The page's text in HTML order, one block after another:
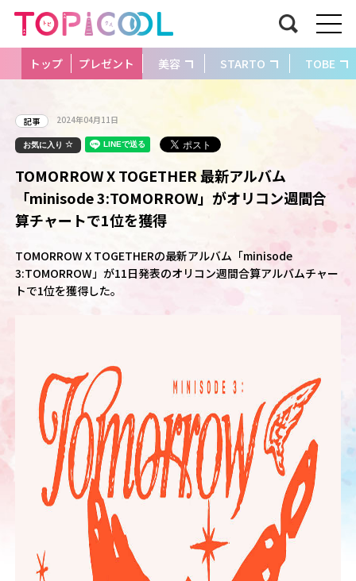
トップ プレゼント 美容 STARTO TOBE
記事 2024年04月11日
お気に入り
TOMORROW X TOGETHER 最新アルバム
「minisode 3:TOMORROW」がオリコン週間合
算チャートで1位を獲得
TOMORROW X TOGETHERの最新アルバム「minisode
3:TOMORROW」が11日発表のオリコン週間合算アルバムチャー
トで1位を獲得した。